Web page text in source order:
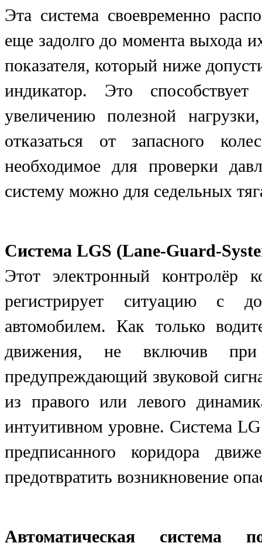
Эта система своевременно
еще задолго до момента выхода
показателя, который ниже
индикатор. Это
увеличению полезной
отказаться от запасного
необходимое для проверки
систему можно для седельных
Система LGS (Lane-Guard-
Этот электронный контролёр
регистрирует ситуацию с
автомобилем. Как только
движения, не включив при
предупреждающий звуковой
из правого или левого
интуитивном уровне. Система
предписанного коридора
предотвратить возникновение
Автоматическая система